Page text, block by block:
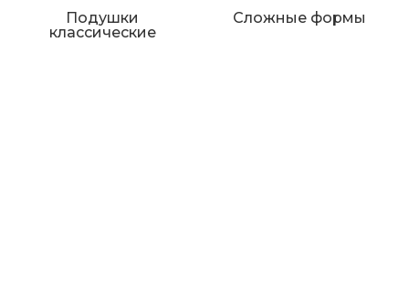
Подушки
классические
Сложные формы